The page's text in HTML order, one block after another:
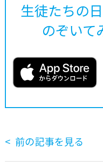
生徒たちの
のぞいて
前の記事を見る